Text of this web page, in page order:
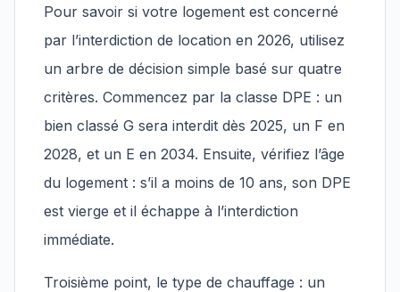
Pour savoir si votre logement est concerné
par l’interdiction de location en 2026, utilisez
un arbre de décision simple basé sur quatre
critères. Commencez par la classe DPE : un
bien classé G sera interdit dès 2025, un F en
2028, et un E en 2034. Ensuite, vérifiez l’âge
du logement : s’il a moins de 10 ans, son DPE
est vierge et il échappe à l’interdiction
immédiate.
Troisième point, le type de chauffage : un